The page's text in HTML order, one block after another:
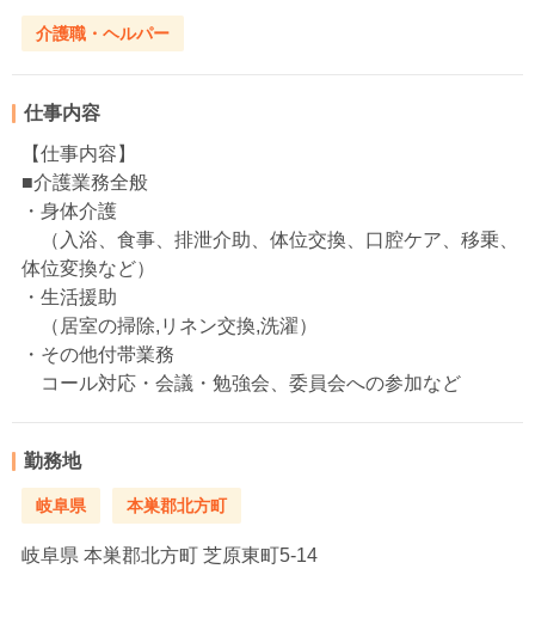
介護職・ヘルパー
仕事内容
【仕事内容】
■介護業務全般
・身体介護
（入浴、食事、排泄介助、体位交換、口腔ケア、移乗、
体位変換など）
・生活援助
（居室の掃除,リネン交換,洗濯）
・その他付帯業務
コール対応・会議・勉強会、委員会への参加など
勤務地
岐阜県 本巣郡北方町
岐阜県 本巣郡北方町 芝原東町5‐14